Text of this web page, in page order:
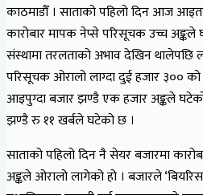
काठमाडौँ । साताको पहिलो दिन आज
कारोबार मापक नेप्से परिसूचक उच्च अङ्कले
संस्थामा तरलताको अभाव देखिन थालेपछि
परिसूचक ओरालो लाग्दा दुई हजार ३००
आइपुग्दा बजार झण्डै एक हजार अङ्कले
झण्डै रु ११ खर्बले घटेको छ ।
साताको पहिलो दिन नै सेयर बजारमा
अङ्कले ओरालो लागेको हो । बजारले